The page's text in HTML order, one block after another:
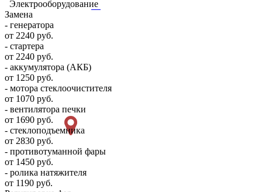
Электрооборудование
Замена
- генератора
от 2240 руб.
- стартера
от 2240 руб.
- аккумулятора (АКБ)
от 1250 руб.
- мотора стеклоочистителя
от 1070 руб.
- вентилятора печки
от 1690 руб.
- стеклоподъемника
от 2830 руб.
- противотуманной фары
от 1450 руб.
- ролика натяжителя
от 1190 руб.